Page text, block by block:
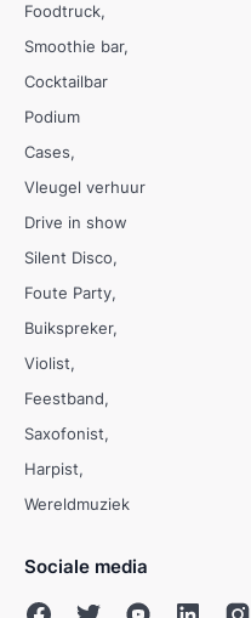
Foodtruck
Smoothie bar
Cocktailbar
Podium
Cases
Vleugel verhuur
Drive in show
Silent Disco
Foute Party
Buikspreker
Violist
Feestband
Saxofonist
Harpist
Wereldmuziek
Sociale media